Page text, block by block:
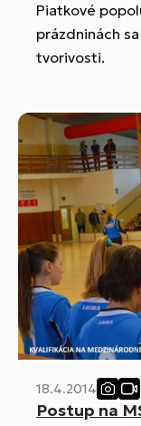
Piatkové
prázdninách
tvorivosti.
18.4.2014
Postup na